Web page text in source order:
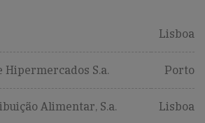
Lisboa
S.a. Porto
Alimentar, S.a. Lisboa